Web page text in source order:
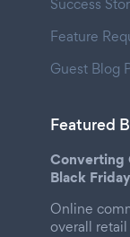
Success
Feature
Guest Blog
Featured
Converting
Black
Online
overall retail